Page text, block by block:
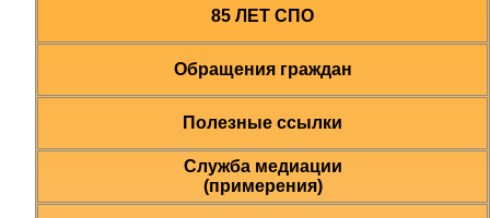
85 ЛЕТ СПО
Обращения граждан
Полезные ссылки
Служба медиации
(примерения)